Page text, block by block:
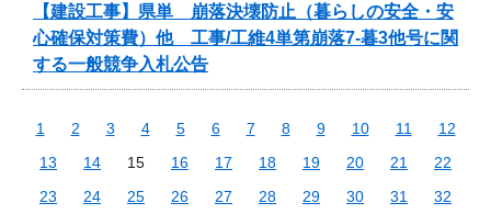
【建設工事】県単 崩落決壊防止（暮らしの安全・安
心確保対策費）他 工事/工維4単第崩落7-暮3他号に関
する一般競争入札公告
1 2 3 4 5 6 7 8 9 10 11
12
13
14 15 16 17 18 19 20 21
22
23
24 25 26 27 28 29 30 31
32